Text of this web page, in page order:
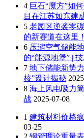
4 巨石“魔方”如
目在江苏如东建
5 老园区逆袭零
的新赛道在这里！
6 压缩空气储能
的“能源地堡” |
7 地下储能新势
核”设计揭秘
8 海上风电吸力
战 2025-07-08
1 建筑材料价格
03-25
2 钢管理论重量